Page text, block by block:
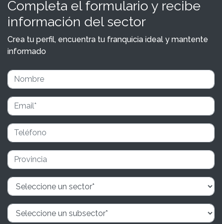
Completa el formulario y recibe
información del sector
Crea tu perfil, encuentra tu franquicia ideal y mantente
informado